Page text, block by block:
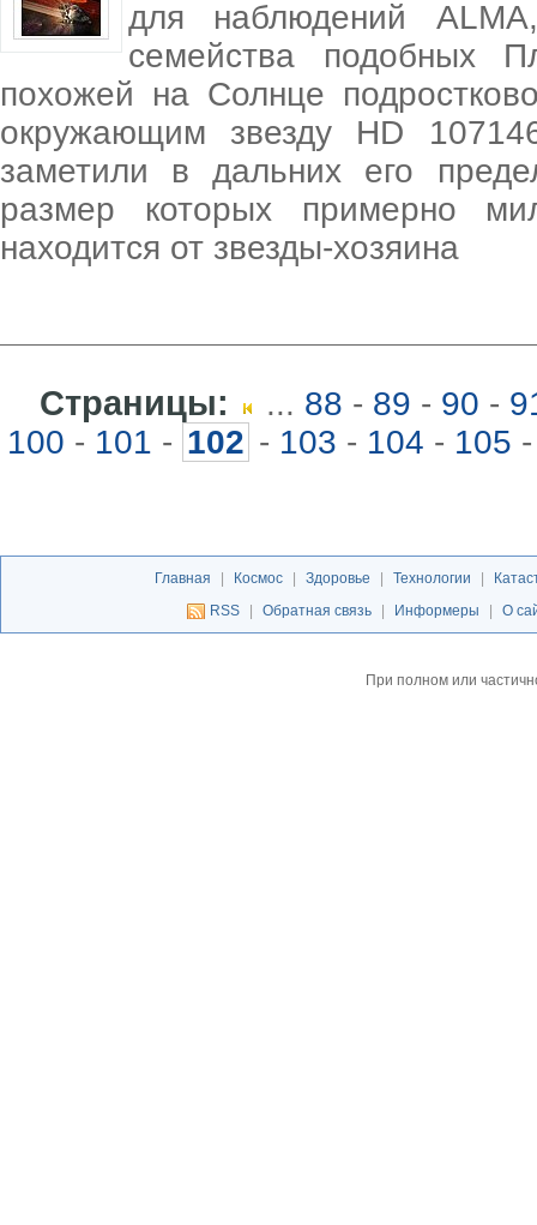
для наблюдений
семейства подобных
похожей на Солнце
окружающим звезду HD
заметили в дальних его
размер которых примерно
находится от звезды-хозяина
Страницы: ... 88 - 89 - 90 -
100 - 101 - 102 - 103 - 104 - 105 -
Главная Космос Здоровье Технологии
RSS
Обратная связь Информеры О
При полном или